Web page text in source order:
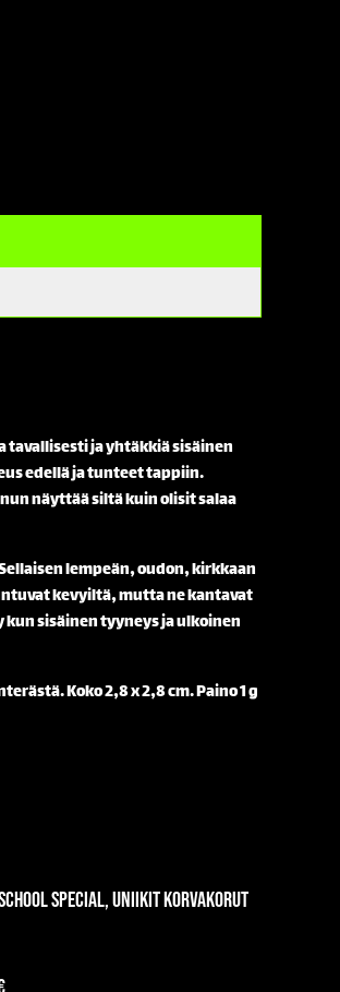
tavallisesti ja yhtäkkiä sisäinen
edellä ja tunteet tappiin.
näyttää siltä kuin olisit salaa
lempeän, oudon, kirkkaan
kevyiltä, mutta ne kantavat
sisäinen tyyneys ja ulkoinen
Koko 2,8 x 2,8 cm. Paino 1 g
Special, uniikit korvakorut